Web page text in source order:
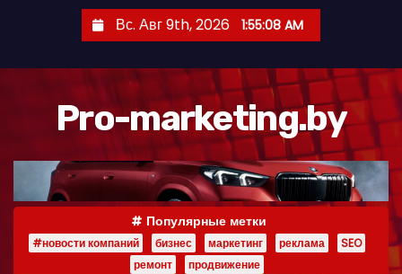
Вс. Авг 9th, 2026 1:55:09 AM
Pro-marketing.by
Популярные метки
#новости компаний бизнес маркетинг реклама
SEO
ремонт
продвижение